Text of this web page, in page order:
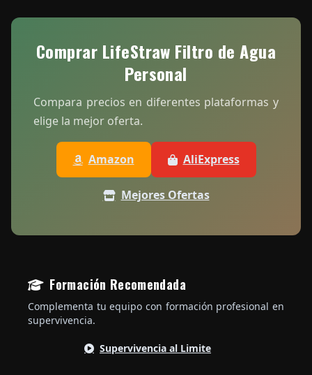
Comprar LifeStraw Filtro de Agua
Personal
Compara precios en diferentes plataformas y
elige la mejor oferta.
Amazon AliExpress
Mejores Ofertas
Formación Recomendada
Complementa tu equipo con formación profesional en
supervivencia.
Supervivencia al Limite